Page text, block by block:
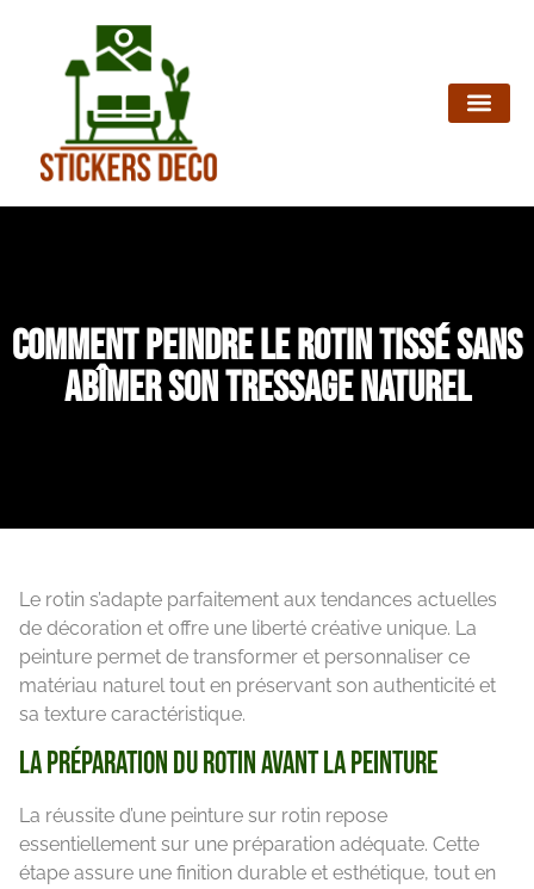
Comment peindre le rotin tissé sans
abîmer son tressage naturel
Le rotin s’adapte parfaitement aux tendances actuelles
de décoration et offre une liberté créative unique. La
peinture permet de transformer et personnaliser ce
matériau naturel tout en préservant son authenticité et
sa texture caractéristique.
La préparation du rotin avant la peinture
La réussite d’une peinture sur rotin repose
essentiellement sur une préparation adéquate. Cette
étape assure une finition durable et esthétique, tout en